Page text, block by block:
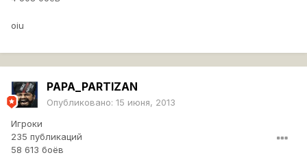
oiu
PAPA_PARTIZAN
Опубликовано: 15 июня, 2013
Игроки
235 публикаций
58 613 боёв